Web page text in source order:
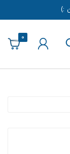
:)
0